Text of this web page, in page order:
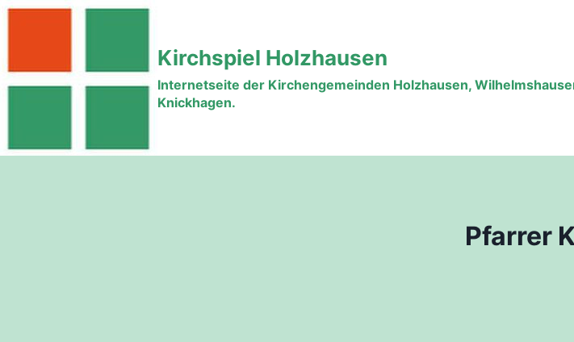
Zum
Kirchspiel Holzhausen
Internetseite der Kirchengemeinden Holzhausen,
Knickhagen.
Pfarrer